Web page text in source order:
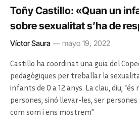
Toñy Castillo: «Quan un
sobre sexualitat s’ha de
Víctor Saura mayo 19, 2022
Castillo ha coordinat una guia del
pedagògiques per treballar la
infants de 0 a 12 anys. La clau, diu,
persones, sinó llevar-les, ser
com som i ens mostrem”